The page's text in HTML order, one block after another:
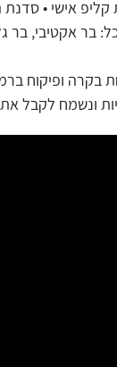
אישי • סדנת
בר אקטיבי, בר
בקרה ופיקוח
ונשמח לקבל את